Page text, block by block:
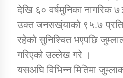
तातोपानी गाउँपालिका जुम्लाको बालविवाह
तातोपानी
देखि ६० वर्षमुनिका नागरिक
उक्त जनसख्ंयाको ९५.७
रहेको सुनिश्चित भएपछि
गरिएको उल्लेख गरे ।
यसअघि विभिन्न मितिमा